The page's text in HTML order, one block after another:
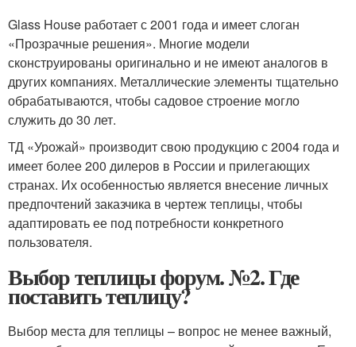
Glass House работает с 2001 года и имеет слоган
«Прозрачные решения». Многие модели
сконструированы оригинально и не имеют аналогов в
других компаниях. Металлические элементы тщательно
обрабатываются, чтобы садовое строение могло
служить до 30 лет.
ТД «Урожай» производит свою продукцию с 2004 года и
имеет более 200 дилеров в России и прилегающих
странах. Их особенностью является внесение личных
предпочтений заказчика в чертеж теплицы, чтобы
адаптировать ее под потребности конкретного
пользователя.
Выбор теплицы форум. №2. Где
поставить теплицу?
Выбор места для теплицы – вопрос не менее важный,